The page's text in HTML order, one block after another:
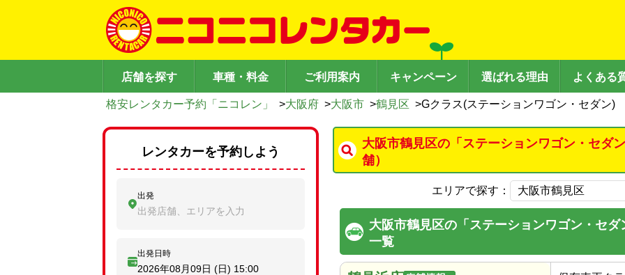
店舗を探す 車種・料金 ご利用案内 キャンペーン 選ばれる理由 よくある
格安レンタカー予約「ニコレン」 >大阪府 >大阪市 >鶴見区 >Gクラス(ステーションワゴン・セダン)
大阪市鶴見区の「ステーションワゴン・セダ
舗）
エリアで探す：
大阪市鶴見区の「ステーションワゴン・セ
一覧
レンタカーを予約しよう
出発
出発店舗、エリアを入力
出発日時
2026年08月09日 (日) 15:00